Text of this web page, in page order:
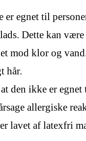
egnet til
Dette kan være
mod klor og
hår.
den ikke er
allergiske
lavet af latexfri